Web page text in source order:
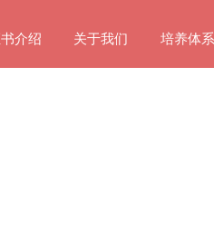
介绍 关于我们 培养体系